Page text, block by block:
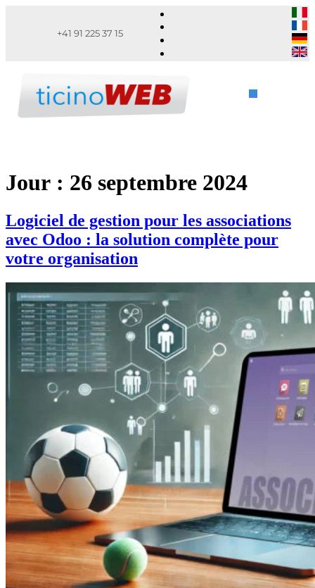
+41 91 225 37 15
Jour : 26 septembre 2024
Logiciel de gestion pour les associations
avec Odoo : la solution complète pour
votre organisation